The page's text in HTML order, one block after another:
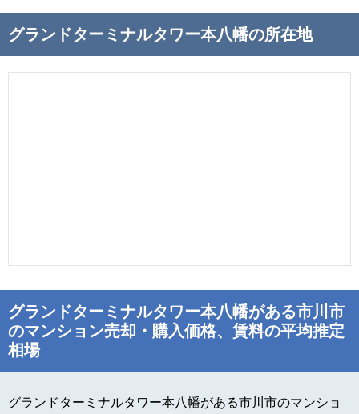
グランドターミナルタワー本八幡の所在地
グランドターミナルタワー本八幡がある市川市
のマンション売却・購入価格、賃料の平均推定
相場
グランドターミナルタワー本八幡がある市川市のマンショ